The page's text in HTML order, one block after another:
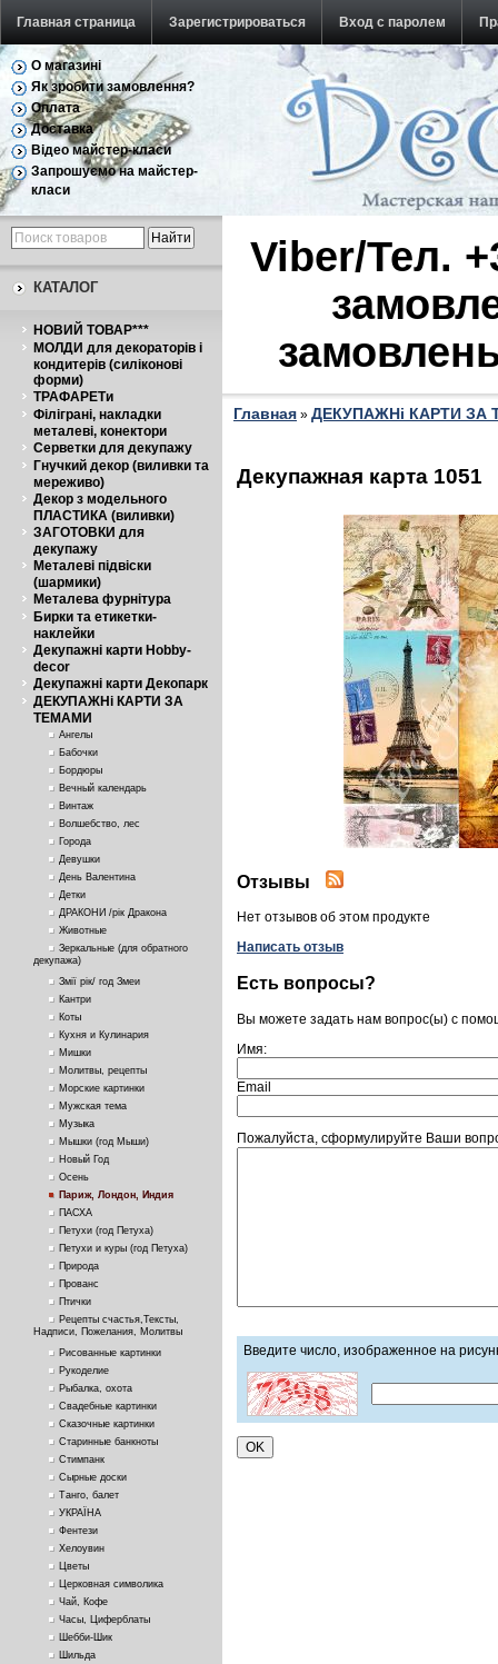
Главная страница Зарегистрироваться Вход с паролем
Обратная связь
О магазині
Як зробити замовлення?
Оплата
Доставка
Відео майстер-класи
Запрошуємо на майстер-
класи
КАТАЛОГ
НОВИЙ ТОВАР***
МОЛДИ для декораторів і
кондитерів (силіконові
форми)
ТРАФАРЕТи
Філіграні, накладки
металеві, конектори
Серветки для декупажу
Гнучкий декор (виливки та
мереживо)
Декор з модельного
ПЛАСТИКА (виливки)
ЗАГОТОВКИ для
декупажу
Металеві підвіски
(шармики)
Металева фурнітура
Бирки та етикетки-
наклейки
Декупажні карти Hobby-
decor
Декупажні карти Декопарк
ДЕКУПАЖНі КАРТИ ЗА
ТЕМАМИ
Ангелы
Бабочки
Бордюры
Вечный календарь
Винтаж
Волшебство, лес
Города
Девушки
День Валентина
Детки
ДРАКОНИ /рік Дракона
Животные
Зеркальные (для обратного
декупажа)
Змії рік/ год Змеи
Кантри
Коты
Кухня и Кулинария
Мишки
Молитвы, рецепты
Морские картинки
Мужская тема
Музыка
Мышки (год Мыши)
Новый Год
Осень
Париж, Лондон, Индия
ПАСХА
Петухи (год Петуха)
Петухи и куры (год Петуха)
Природа
Прованс
Птички
Рецепты счастья,Тексты,
Надписи, Пожелания, Молитвы
Рисованные картинки
Рукоделие
Рыбалка, охота
Свадебные картинки
Сказочные картинки
Старинные банкноты
Стимпанк
Сырные доски
Танго, балет
УКРАЇНА
Фентези
Хелоувин
Цветы
Церковная символика
Чай, Кофе
Часы, Циферблаты
Шебби-Шик
Шильда
Viber/Тел.
Главная » ДЕКУПАЖНі КАРТИ ЗА
Декупажная карта 1051
Отзывы
Нет отзывов об этом продукте
Написать отзыв
Есть вопросы?
Вы можете задать нам вопрос(ы) с
Имя:
Email
Пожалуйста, сформулируйте Ваши
Введите число, изображенное на